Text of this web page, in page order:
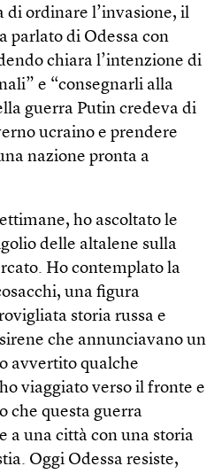
ordinare l’invasione, il
parlato di Odessa con
chiara l’intenzione di
e “consegnarli alla
guerra Putin credeva di
ucraino e prendere
nazione pronta a
ho ascoltato le
delle altalene sulla
Ho contemplato la
una figura
storia russa e
che annunciavano un
avvertito qualche
viaggiato verso il fronte e
che questa guerra
a una città con una storia
Oggi Odessa resiste,